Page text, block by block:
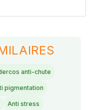
anti-chute
pigmentation
Anti stress